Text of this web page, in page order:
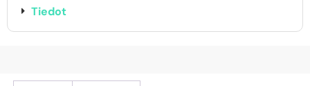
Tiedot